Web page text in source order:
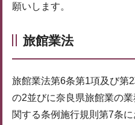
願いします。
旅館業法
旅館業法第6条第1項及び第
の2並びに奈良県旅館業の
関する条例施行規則第7条